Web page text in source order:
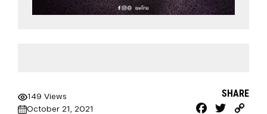
149 Views
October 21, 2021
SHARE
Facebook
Twitter